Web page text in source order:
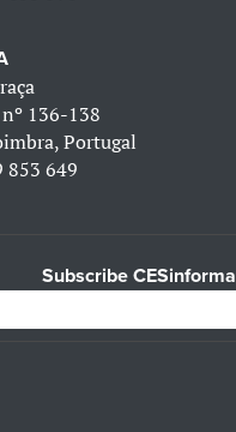
136-138
Portugal
853 649
Subscribe CESinforma